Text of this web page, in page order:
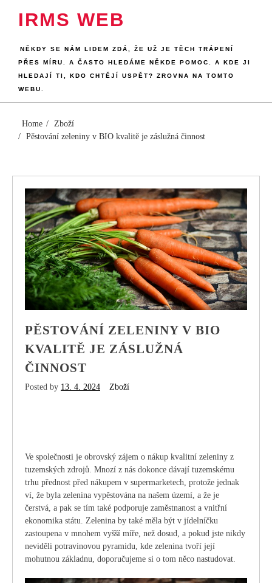
IRMS WEB
NĚKDY SE NÁM LIDEM ZDÁ, ŽE UŽ JE TĚCH TRÁPENÍ
PŘES MÍRU. A ČASTO HLEDÁME NĚKDE POMOC. A KDE JI
HLEDAJÍ TI, KDO CHTĚJÍ USPĚT? ZROVNA NA TOMTO
WEBU.
Home
Zboží
Pěstování zeleniny v BIO kvalitě je záslužná činnost
PĚSTOVÁNÍ ZELENINY V BIO
KVALITĚ JE ZÁSLUŽNÁ
ČINNOST
Posted by 13. 4. 2024 Zboží
Ve společnosti je obrovský zájem o nákup kvalitní zeleniny z
tuzemských zdrojů. Mnozí z nás dokonce dávají tuzemskému
trhu přednost před nákupem v supermarketech, protože jednak
ví, že byla zelenina vypěstována na našem území, a že je
čerstvá, a pak se tím také podporuje zaměstnanost a vnitřní
ekonomika státu. Zelenina by také měla být v jídelníčku
zastoupena v mnohem vyšší míře, než dosud, a pokud jste nikdy
neviděli potravinovou pyramidu, kde zelenina tvoří její
mohutnou základnu, doporučujeme si o tom něco nastudovat.